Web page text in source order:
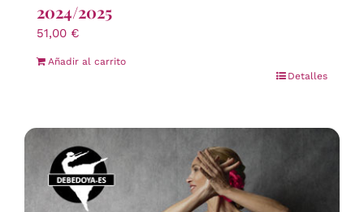
2024/2025
51,00 €
Añadir al carrito
Detalles